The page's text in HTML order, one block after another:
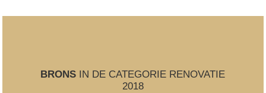
BRONS IN DE CATEGORIE RENOVATIE
2018